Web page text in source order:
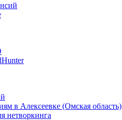
в Алексеевке (Омская область)
нетворкинга